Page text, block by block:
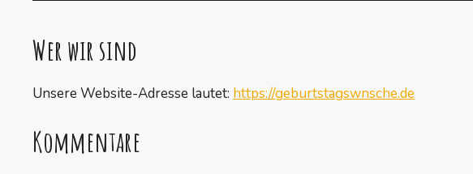
Wer wir sind
Unsere Website-Adresse lautet: https://geburtstagswnsche.de
Kommentare